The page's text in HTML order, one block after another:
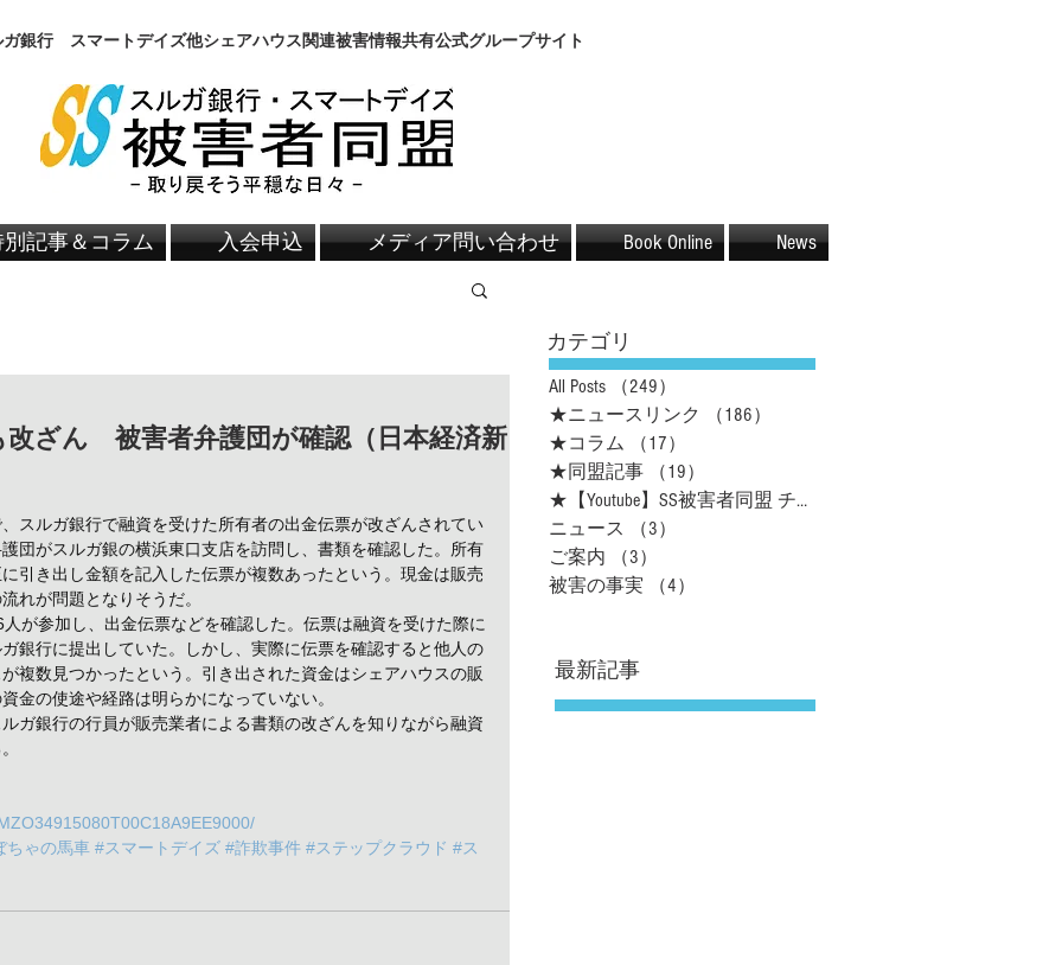
ガ銀行 スマートデイズ他シェアハウス関連被害情報共有公式グループサイト
別記事＆コラム 入会申込 メディア問い合わせ Book Online News
改ざん 被害者弁護団が確認（日本経済新
スルガ銀行で融資を受けた所有者の出金伝票が改ざんされてい
団がスルガ銀の横浜東口支店を訪問し、書類を確認した。所有
引き出し金額を記入した伝票が複数あったという。現金は販売
れが問題となりそうだ。
が参加し、出金伝票などを確認した。伝票は融資を受けた際に
銀行に提出していた。しかし、実際に伝票を確認すると他人の
複数見つかったという。引き出された資金はシェアハウスの販
金の使途や経路は明らかになっていない。
ガ銀行の行員が販売業者による書類の改ざんを知りながら融資
ちゃの馬車 #スマートデイズ #詐欺事件 #ステップクラウド #ス
カテゴリ
All Posts （249）
★ニュースリンク
（186）
★コラム
（17）
★同盟記事
（19）
★【Youtube】SS被害者同盟 チャネル
ニュース
（3）
ご案内
（3）
被害の事実
（4）
最新記事